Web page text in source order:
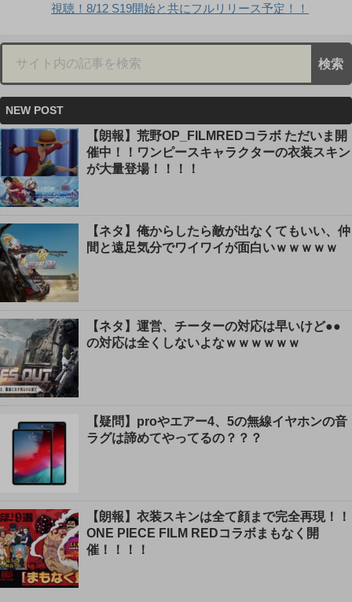
視聴！8/12 S19開始と共にフルリリース予定！！
NEW POST
【朗報】荒野OP_FILMREDコラボ ただいま開
催中！！ワンピースキャラクターの衣装スキン
が大量登場！！！！
【ネタ】俺からしたら敵が出なくてもいい、仲
間と遠足気分でワイワイが面白いｗｗｗｗｗ
【ネタ】運営、チーターの対応は早いけど●●
の対応は全くしないよなｗｗｗｗｗｗ
【疑問】proやエアー4、5の無線イヤホンの音
ラグは諦めてやってるの？？？
【朗報】衣装スキンは全て顔まで完全再現！！
ONE PIECE FILM REDコラボまもなく開
催！！！！